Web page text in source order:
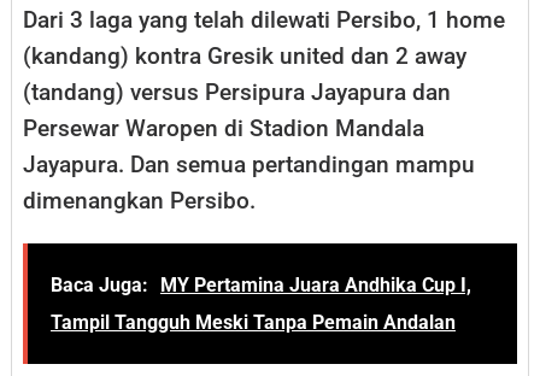
Dari 3 laga yang telah dilewati Persibo, 1 home
(kandang) kontra Gresik united dan 2 away
(tandang) versus Persipura Jayapura dan
Persewar Waropen di Stadion Mandala
Jayapura. Dan semua pertandingan mampu
dimenangkan Persibo.
Baca Juga:
MY Pertamina Juara Andhika Cup I,
Tampil Tangguh Meski Tanpa Pemain Andalan